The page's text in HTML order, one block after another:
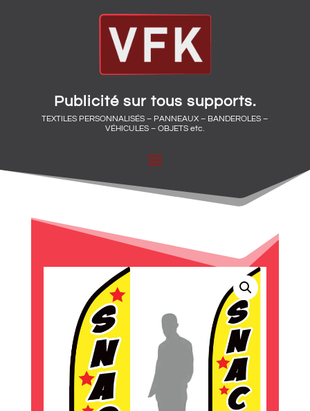
Publicité sur tous supports.
TEXTILES PERSONNALISÉS – PANNEAUX – BANDEROLES –
VÉHICULES – OBJETS etc.